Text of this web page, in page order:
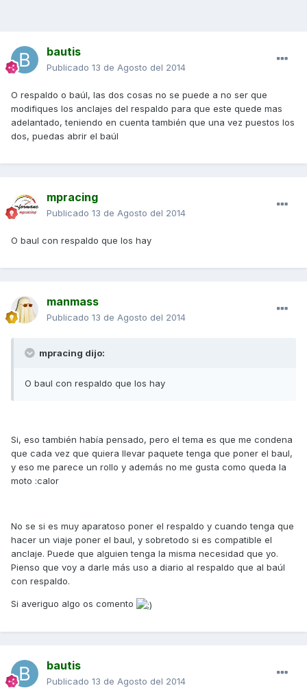
bautis
Publicado 13 de Agosto del 2014
O respaldo o baúl, las dos cosas no se puede a no ser que
modifiques los anclajes del respaldo para que este quede mas
adelantado, teniendo en cuenta también que una vez puestos los
dos, puedas abrir el baúl
mpracing
Publicado 13 de Agosto del 2014
O baul con respaldo que los hay
manmass
Publicado 13 de Agosto del 2014
mpracing dijo:
O baul con respaldo que los hay
Si, eso también había pensado, pero el tema es que me condena
que cada vez que quiera llevar paquete tenga que poner el baul,
y eso me parece un rollo y además no me gusta como queda la
moto :calor
No se si es muy aparatoso poner el respaldo y cuando tenga que
hacer un viaje poner el baul, y sobretodo si es compatible el
anclaje. Puede que alguien tenga la misma necesidad que yo.
Pienso que voy a darle más uso a diario al respaldo que al baúl
con respaldo.
Si averiguo algo os comento
bautis
Publicado 13 de Agosto del 2014